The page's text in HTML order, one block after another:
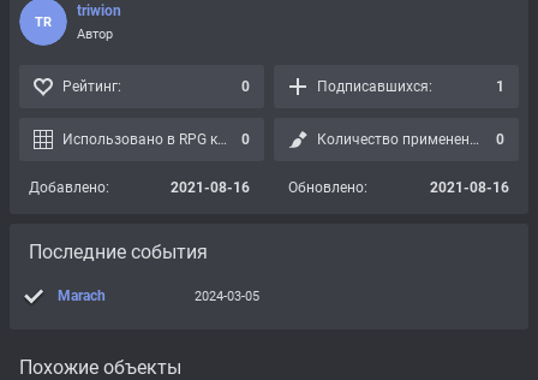
Похожие объекты
TR
triwion
Автор
Рейтинг: 0 Подписавшихся: 1
Использовано в RPG картах: 0 Количество применений: 0
Добавлено: 2021-08-16 Обновлено: 2021-08-16
Последние события
Marach 2024-03-05